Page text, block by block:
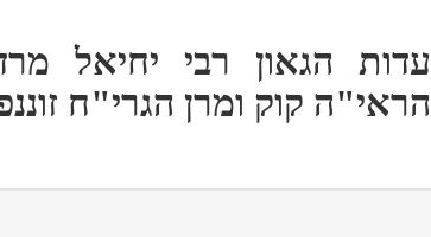
עדות הגאון רבי יחיאל
הראי"ה קוק ומרן הגרי"ח